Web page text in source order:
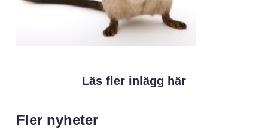
Läs fler inlägg här
Fler nyheter